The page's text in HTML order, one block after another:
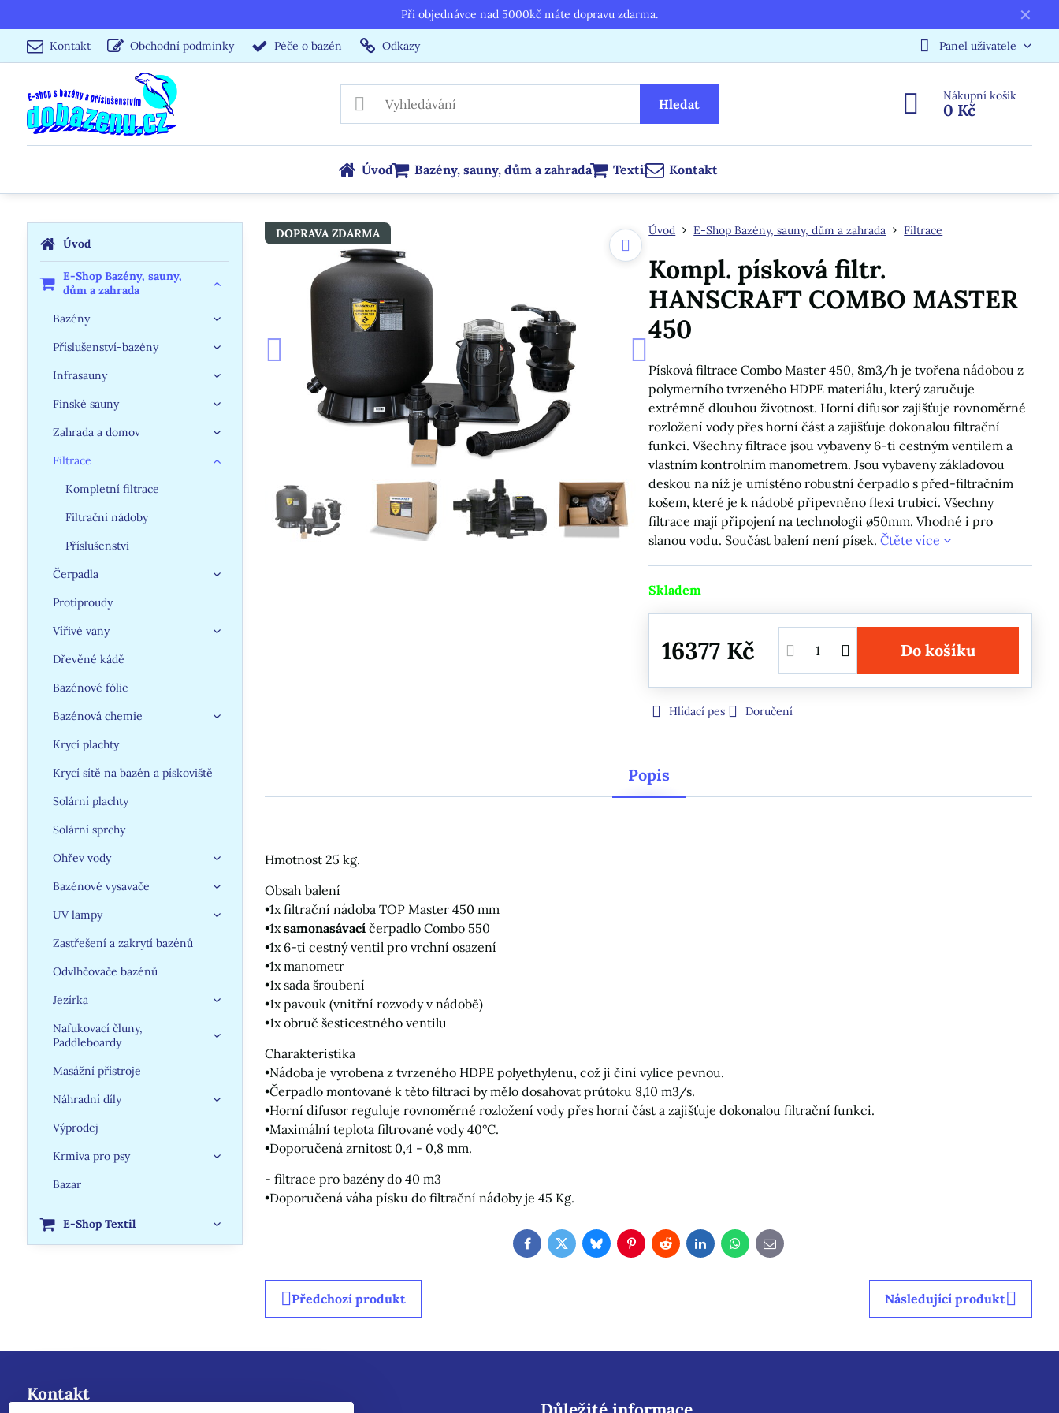
✕
Při objednávce nad 5000kč máte dopravu zdarma.
Kontakt Obchodní podmínky Péče o bazén Odkazy Panel uživatele
Hledat
Nákupní košík
0 Kč
Úvod Bazény, sauny, dům a zahrada Textil Kontakt
DOPRAVA ZDARMA Úvod E-Shop Bazény, sauny, dům a zahrada Filtrace
Kompl. písková filtr.
HANSCRAFT COMBO MASTER
450
Písková filtrace Combo Master 450, 8m3/h je tvořena nádobou z
polymerního tvrzeného HDPE materiálu, který zaručuje
extrémně dlouhou životnost. Horní difusor zajišťuje rovnoměrné
rozložení vody přes horní část a zajišťuje dokonalou filtrační
funkci. Všechny filtrace jsou vybaveny 6-ti cestným ventilem a
vlastním kontrolním manometrem. Jsou vybaveny základovou
deskou na níž je umístěno robustní čerpadlo s před-filtračním
košem, které je k nádobě připevněno flexi trubicí. Všechny
filtrace mají připojení na technologii ø50mm. Vhodné i pro
slanou vodu. Součást balení není písek.Čtěte více
Skladem
16377 Kč Do košíku
Hlídací pes Doručení
Popis
Hmotnost 25 kg.
Obsah balení
•1x filtrační nádoba TOP Master 450 mm
•1xsamonasávací čerpadlo Combo 550
•1x 6-ti cestný ventil pro vrchní osazení
•1x manometr
•1x sada šroubení
•1x pavouk (vnitřní rozvody v nádobě)
•1x obruč šesticestného ventilu
Charakteristika
•Nádoba je vyrobena z tvrzeného HDPE polyethylenu, což ji činí vylice pevnou.
•Čerpadlo montované k těto filtraci by mělo dosahovat průtoku 8,10 m3/s.
•Horní difusor reguluje rovnoměrné rozložení vody přes horní část a zajišťuje dokonalou filtrační funkci.
•Maximální teplota filtrované vody 40°C.
•Doporučená zrnitost 0,4 - 0,8 mm.
- filtrace pro bazény do 40 m3
•Doporučená váha písku do filtrační nádoby je 45 Kg.
FacebookTwitterBlueskyPinterestRedditLinkedInWhatsApp
E-
mail
Předchozí produkt Následující produkt
Úvod
E-Shop Bazény, sauny,
dům a zahrada
Bazény
Příslušenství-bazény
Infrasauny
Finské sauny
Zahrada a domov
Filtrace
Kompletní filtrace
Filtrační nádoby
Příslušenství
Čerpadla
Protiproudy
Vířivé vany
Dřevěné kádě
Bazénové fólie
Bazénová chemie
Krycí plachty
Krycí sítě na bazén a pískoviště
Solární plachty
Solární sprchy
Ohřev vody
Bazénové vysavače
UV lampy
Zastřešení a zakrytí bazénů
Odvlhčovače bazénů
Jezírka
Nafukovací čluny,
Paddleboardy
Masážní přístroje
Náhradní díly
Výprodej
Krmiva pro psy
Bazar
E-Shop Textil
Kontakt